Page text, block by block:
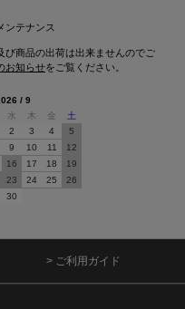
ンテナンス
び商品の出荷は出来ませんのでご
お知らせをご覧ください。
/ 9
水 木 金
土
2 3 4
5
9 10 11
12
16 17 18
19
23 24 25
26
30
> ご利用ガイド